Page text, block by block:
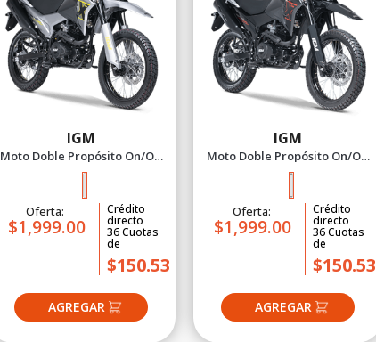
IGM
Moto Doble Propósito On/Off
Igm Venture 250X - 2027 Plomo
Oferta:
$1,999.00
Crédito
directo
36Cuotas
de
$150.53
IGM
Moto Doble Propósito On/Off
Igm Venture 250X - 2027 Negro
Oferta:
$1,999.00
Crédito
directo
36Cuotas
de
$150.53